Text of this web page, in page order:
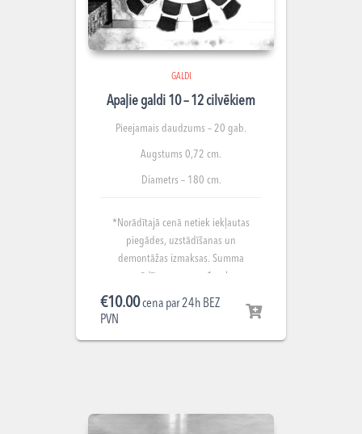
GALDI
Apaļie galdi 10 – 12 cilvēkiem
Pieejamais daudzums – 20 gab.
Augstums 0,72 cm.
Diametrs – 180 cm.
*Norādītajā cenā netiek iekļautas
piegādes, uzstādīšanas un
demontāžas izmaksas. Summa
norādīta par nomu 1 gab.
€10.00cena par 24h BEZ
PVN